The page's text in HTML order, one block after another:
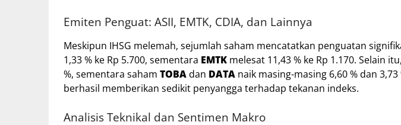
Emiten Penguat: ASII, EMTK, CDIA, dan Lainnya
Meskipun IHSG melemah, sejumlah saham mencatatkan penguatan
1,33 % ke Rp 5.700, sementara EMTK melesat 11,43 % ke Rp 1.170. Selain itu,
%, sementara saham TOBAdan DATA naik masing-masing 6,60 % dan
berhasil memberikan sedikit penyangga terhadap tekanan indeks.
Analisis Teknikal dan Sentimen Makro